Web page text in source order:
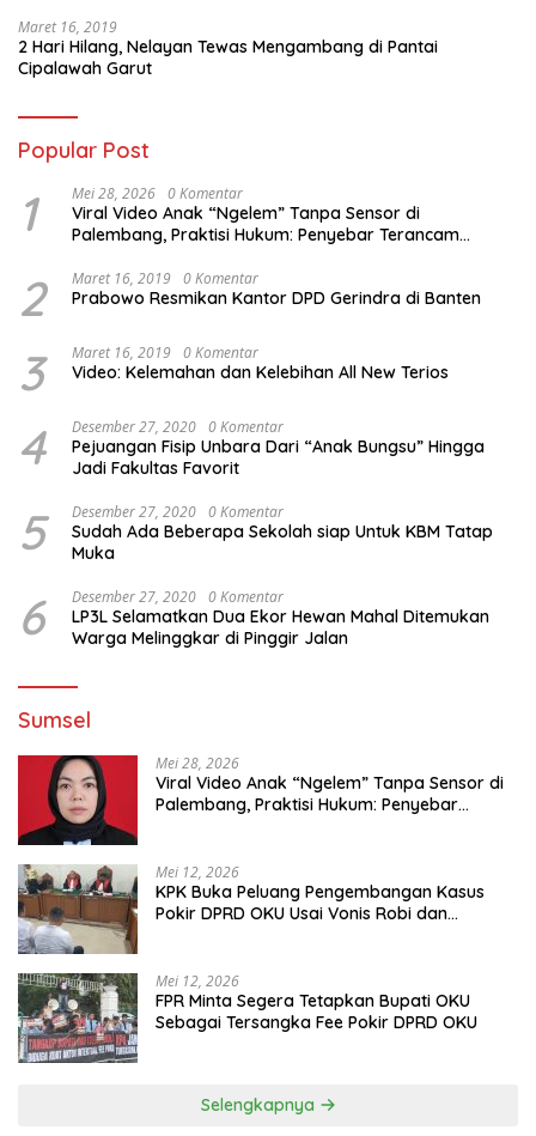
Maret 16, 2019
2 Hari Hilang, Nelayan Tewas Mengambang di Pantai
Cipalawah Garut
Popular Post
1 Mei 28, 2026 0 Komentar
Viral Video Anak “Ngelem” Tanpa Sensor di
Palembang, Praktisi Hukum: Penyebar Terancam
2 Maret 16, 2019 0 Komentar
Prabowo Resmikan Kantor DPD Gerindra di Banten
3 Maret 16, 2019 0 Komentar
Video: Kelemahan dan Kelebihan All New Terios
4 Desember 27, 2020 0 Komentar
Pejuangan Fisip Unbara Dari “Anak Bungsu” Hingga
Jadi Fakultas Favorit
5 Desember 27, 2020 0 Komentar
Sudah Ada Beberapa Sekolah siap Untuk KBM Tatap
Muka
6 Desember 27, 2020 0 Komentar
LP3L Selamatkan Dua Ekor Hewan Mahal Ditemukan
Warga Melinggkar di Pinggir Jalan
Sumsel
Mei 28, 2026
Viral Video Anak “Ngelem” Tanpa Sensor di
Palembang, Praktisi Hukum: Penyebar
Mei 12, 2026
KPK Buka Peluang Pengembangan Kasus
Pokir DPRD OKU Usai Vonis Robi dan
Mei 12, 2026
FPR Minta Segera Tetapkan Bupati OKU
Sebagai Tersangka Fee Pokir DPRD OKU
Selengkapnya